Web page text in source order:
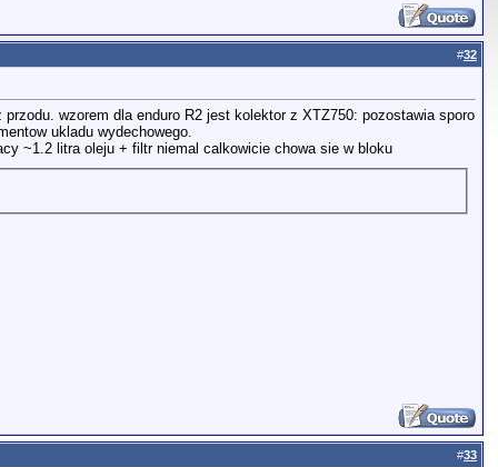
#32
wzorem dla enduro R2 jest kolektor z XTZ750: pozostawia sporo
ukladu wydechowego.
~1.2 litra oleju + filtr niemal calkowicie chowa sie w bloku
#33